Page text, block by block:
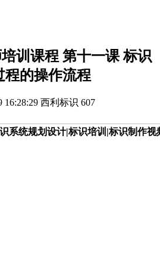
训课程 第十一课 标识
程的操作流程
16:28:29 西利标识 607